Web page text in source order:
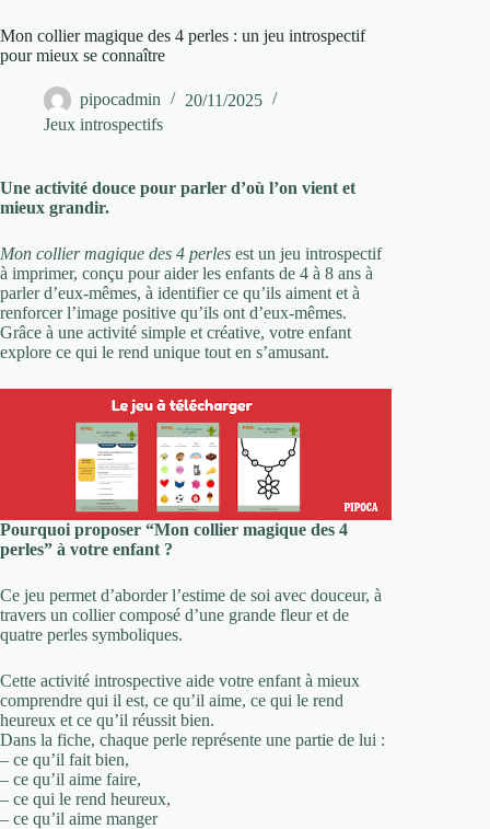
Mon collier magique des 4 perles : un jeu introspectif
pour mieux se connaître
pipocadmin
20/11/2025
Jeux introspectifs
Une activité douce pour parler d’où l’on vient et
mieux grandir.
Mon collier magique des 4 perles est un jeu introspectif
à imprimer, conçu pour aider les enfants de 4 à 8 ans à
parler d’eux-mêmes, à identifier ce qu’ils aiment et à
renforcer l’image positive qu’ils ont d’eux-mêmes.
Grâce à une activité simple et créative, votre enfant
explore ce qui le rend unique tout en s’amusant.
Pourquoi proposer “Mon collier magique des 4
perles” à votre enfant ?
Ce jeu permet d’aborder l’estime de soi avec douceur, à
travers un collier composé d’une grande fleur et de
quatre perles symboliques.
Cette activité introspective aide votre enfant à mieux
comprendre qui il est, ce qu’il aime, ce qui le rend
heureux et ce qu’il réussit bien.
Dans la fiche, chaque perle représente une partie de lui :
– ce qu’il fait bien,
– ce qu’il aime faire,
– ce qui le rend heureux,
– ce qu’il aime manger